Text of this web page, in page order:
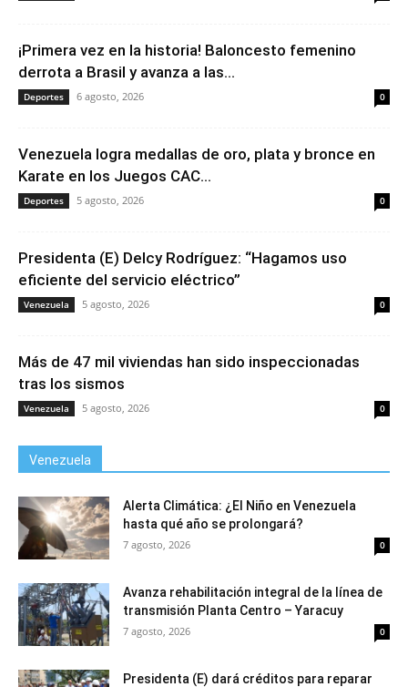
¡Primera vez en la historia! Baloncesto femenino
derrota a Brasil y avanza a las...
Deportes 6 agosto, 2026 0
Venezuela logra medallas de oro, plata y bronce en
Karate en los Juegos CAC...
Deportes 5 agosto, 2026 0
Presidenta (E) Delcy Rodríguez: “Hagamos uso
eficiente del servicio eléctrico”
Venezuela 5 agosto, 2026 0
Más de 47 mil viviendas han sido inspeccionadas
tras los sismos
Venezuela 5 agosto, 2026 0
Venezuela
Alerta Climática: ¿El Niño en Venezuela
hasta qué año se prolongará?
7 agosto, 2026 0
Avanza rehabilitación integral de la línea de
transmisión Planta Centro – Yaracuy
7 agosto, 2026 0
Presidenta (E) dará créditos para reparar